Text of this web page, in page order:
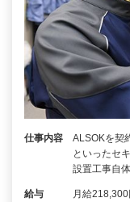
仕事内容
ALSOKを契
といったセ
設置工事自
給与
月給